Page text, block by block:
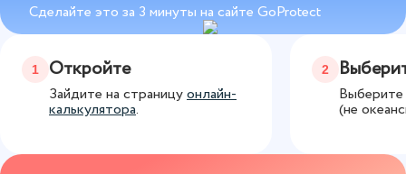
1 Откройте
Зайдите на страницуонлайн-
калькулятора.
2
Выберите
(не
Сделайте это за 3 минуты на сайте GoProtect